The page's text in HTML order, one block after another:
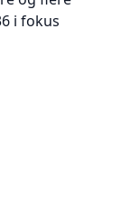
i fokus